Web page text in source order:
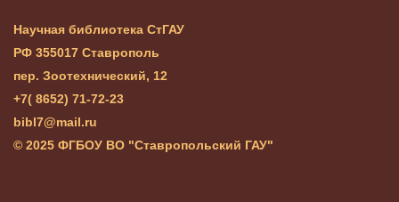
Научная библиотека СтГАУ
РФ 355017 Ставрополь
пер. Зоотехнический, 12
+7( 8652) 71-72-23
bibl7@mail.ru
© 2025 ФГБОУ ВО "Ставропольский ГАУ"